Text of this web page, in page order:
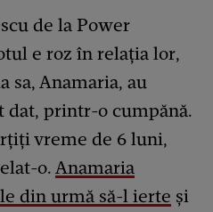
de la Power
e roz în relația lor,
sa, Anamaria, au
dat, printr-o cumpănă.
vreme de 6 luni,
o. Anamaria
din urmă să-l ierte și